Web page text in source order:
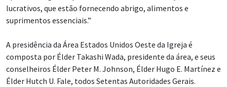
lucrativos, que estão fornecendo abrigo, alimentos e
suprimentos essenciais.”
A presidência da Área Estados Unidos Oeste da Igreja é
composta por Élder Takashi Wada, presidente da área, e seus
conselheiros Élder Peter M. Johnson, Élder Hugo E. Martínez e
Élder Hutch U. Fale, todos Setentas Autoridades Gerais.